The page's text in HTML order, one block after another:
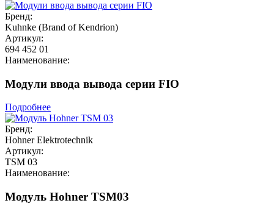
Бренд:
Kuhnke (Brand of Kendrion)
Артикул:
694 452 01
Наименование:
Модули ввода вывода серии FIO
Подробнее
Бренд:
Hohner Elektrotechnik
Артикул:
TSM 03
Наименование:
Модуль Hohner TSM03